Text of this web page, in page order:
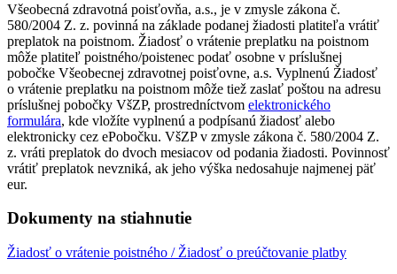
Všeobecná zdravotná poisťovňa, a.s., je v zmysle zákona č.
580/2004 Z. z. povinná na základe podanej žiadosti platiteľa vrátiť
preplatok na poistnom. Žiadosť o vrátenie preplatku na poistnom
môže platiteľ poistného/poistenec podať osobne v príslušnej
pobočke Všeobecnej zdravotnej poisťovne, a.s. Vyplnenú Žiadosť
o vrátenie preplatku na poistnom môže tiež zaslať poštou na adresu
príslušnej pobočky VšZP, prostredníctvom elektronického
formulára, kde vložíte vyplnenú a podpísanú žiadosť alebo
elektronicky cez ePobočku. VšZP v zmysle zákona č. 580/2004 Z.
z. vráti preplatok do dvoch mesiacov od podania žiadosti. Povinnosť
vrátiť preplatok nevzniká, ak jeho výška nedosahuje najmenej päť
eur.
Dokumenty na stiahnutie
Žiadosť o vrátenie poistného / Žiadosť o preúčtovanie platby